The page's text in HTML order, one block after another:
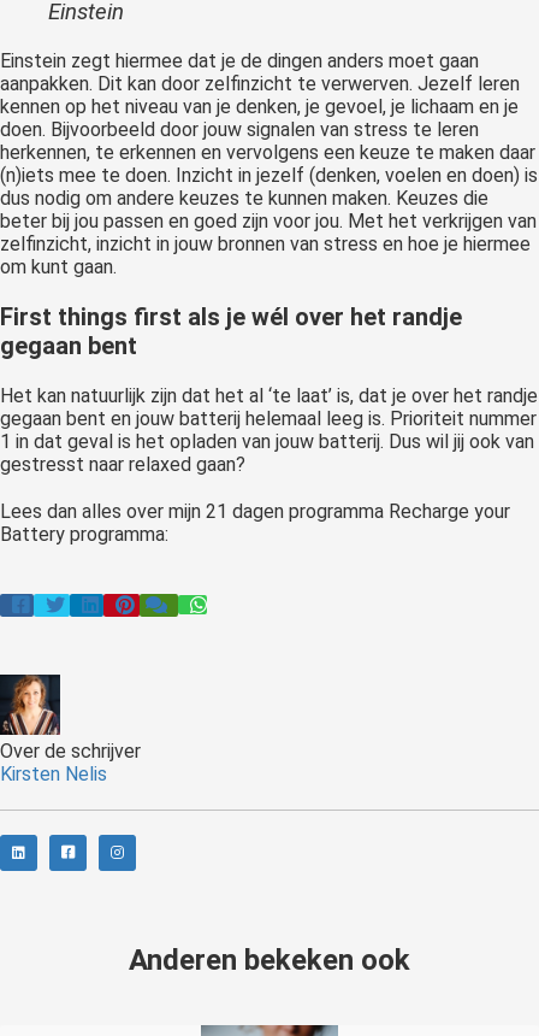
Einstein
Einstein zegt hiermee dat je de dingen anders moet gaan
aanpakken. Dit kan door zelfinzicht te verwerven. Jezelf leren
kennen op het niveau van je denken, je gevoel, je lichaam en je
doen. Bijvoorbeeld door jouw signalen van stress te leren
herkennen, te erkennen en vervolgens een keuze te maken daar
(n)iets mee te doen. Inzicht in jezelf (denken, voelen en doen) is
dus nodig om andere keuzes te kunnen maken. Keuzes die
beter bij jou passen en goed zijn voor jou. Met het verkrijgen van
zelfinzicht, inzicht in jouw bronnen van stress en hoe je hiermee
om kunt gaan.
First things first als je wél over het randje
gegaan bent
Het kan natuurlijk zijn dat het al ‘te laat’ is, dat je over het randje
gegaan bent en jouw batterij helemaal leeg is. Prioriteit nummer
1 in dat geval is het opladen van jouw batterij. Dus wil jij ook van
gestresst naar relaxed gaan?
Lees dan alles over mijn 21 dagen programma Recharge your
Battery programma:
Over de schrijver
Kirsten Nelis
Anderen bekeken ook